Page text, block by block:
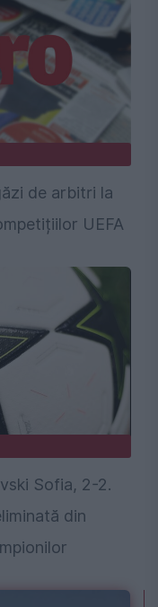
de arbitri la
UEFA
Sofia, 2-2.
din